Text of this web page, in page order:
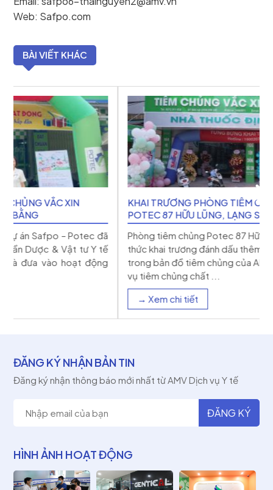
Web: Safpo.com
BÀI VIẾT KHÁC
KHAI TRƯƠNG PHÒNG TIÊM CHỦNG VẮC XIN
POTEC 87 HỮU LŨNG, LẠNG SƠN
Phòng tiêm chủng Potec 87 Hữu Lũng, Lạng Sơn chính
thức khai trương đánh dấu thêm 1 cột mốc quan trọng
trong bản đồ tiêm chủng của AMV góp phần đưa dịch
ĐĂNG KÝ NHẬN BẢN TIN
Đăng ký nhận thông báo mới nhất từ AMV Dịch vụ Y tế
HÌNH ẢNH HOẠT ĐỘNG